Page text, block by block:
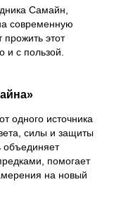
Самайн,
современную
прожить этот
и с пользой.
одного источника
силы и защиты
объединяет
помогает
на новый